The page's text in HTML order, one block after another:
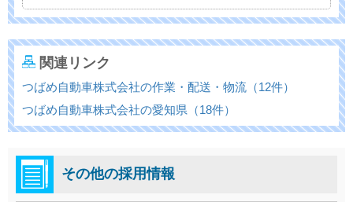
関連リンク
つばめ自動車株式会社の作業・配送・物流（12件）
つばめ自動車株式会社の愛知県（18件）
その他の採用情報